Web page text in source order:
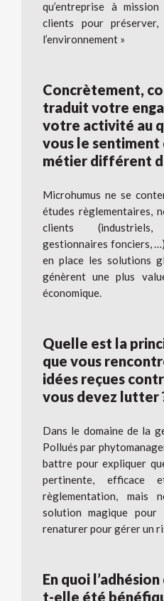
qu’entreprise à
clients pour
l’environnement »
Concrètement,
traduit votre
votre activité au
vous le sentiment
métier différent
Microhumus ne se
études règlementaires,
clients
gestionnaires fonciers,
en place les solutions
génèrent une plus
économique.
Quelle est la
que vous
idées reçues
vous devez lutter
Dans le domaine de la
Pollués par
battre pour expliquer
pertinente,
règlementation, mais
solution magique
renaturer pour gérer un
En quoi
t-elle été